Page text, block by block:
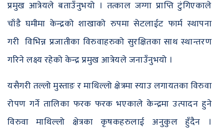
प्रमुख आत्रेयले बताउँनुभयो । तत्काल जग्गा प्राप्ति टुंगिएकाले
चाँडै घमीमा केन्द्रको शाखाको रुपमा सेटलाईट फार्म स्थापना
गरी विभिन्न प्रजातीका विरुवाहरुको सुरक्षितका साथ स्थान्तरण
गरिने लक्ष्य रहेको केन्द्र प्रमुख आत्रेयले जनाउँनुभयो ।
यसैगरी तल्लो मुस्ताङ र माथिल्लो क्षेत्रमा स्याउ लगायतका विरुवा
रोपण गर्ने तालिका फरक फरक भएकाले केन्द्रमा उत्पादन हुने
विरुवा माथिल्लो क्षेत्रका कृषकहरुलाई अनुकुल हुँदैन ।